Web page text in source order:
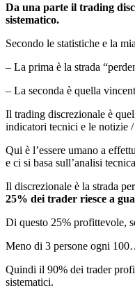
Da una parte il trading
sistematico.
Secondo le statistiche e la
– La prima è la strada
– La seconda è quella
Il trading discrezionale è
indicatori tecnici e le notizie
Qui è l’essere umano a
e ci si basa sull’analisi
Il discrezionale è la strada
25% dei trader riesce a
Di questo 25% profittevole,
Meno di 3 persone ogni
Quindi il 90% dei trader
sistematici.